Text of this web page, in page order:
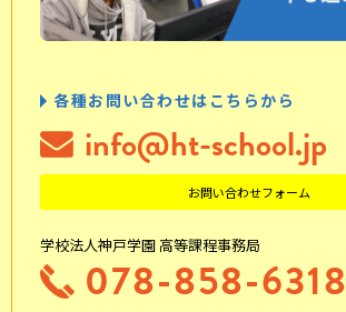
各種お問い合わせはこちらから
info@ht-school.jp
お問い合わせフォーム
学校法人神戸学園 高等課程事務局
078-858-6318